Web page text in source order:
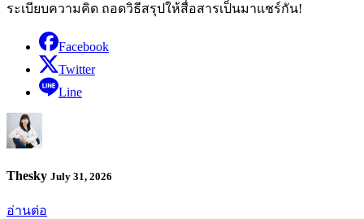
ระเบียบความคิด ถอดวิธีสรุปให้สื่อสารเป็นมาแชร์กัน!
Facebook
Twitter
Line
Thesky July 31, 2026
อ่านต่อ